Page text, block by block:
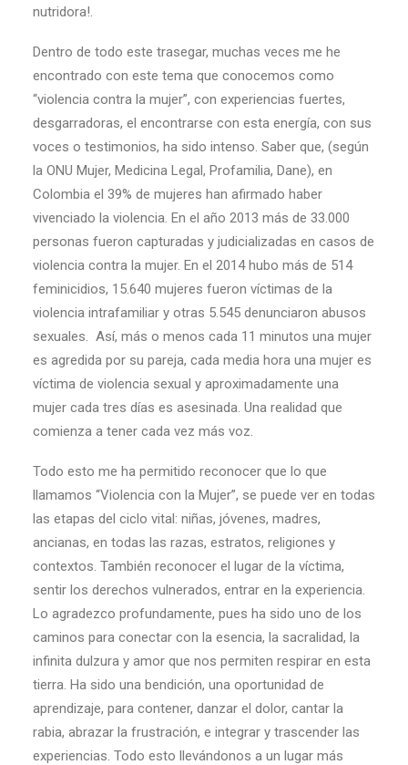
nutridora!.
Dentro de todo este trasegar, muchas veces me he
encontrado con este tema que conocemos como
“violencia contra la mujer”, con experiencias fuertes,
desgarradoras, el encontrarse con esta energía, con sus
voces o testimonios, ha sido intenso. Saber que, (según
la ONU Mujer, Medicina Legal, Profamilia, Dane), en
Colombia el 39% de mujeres han afirmado haber
vivenciado la violencia. En el año 2013 más de 33.000
personas fueron capturadas y judicializadas en casos de
violencia contra la mujer. En el 2014 hubo más de 514
feminicidios, 15.640 mujeres fueron víctimas de la
violencia intrafamiliar y otras 5.545 denunciaron abusos
sexuales. Así, más o menos cada 11 minutos una mujer
es agredida por su pareja, cada media hora una mujer es
víctima de violencia sexual y aproximadamente una
mujer cada tres días es asesinada. Una realidad que
comienza a tener cada vez más voz.
Todo esto me ha permitido reconocer que lo que
llamamos “Violencia con la Mujer”, se puede ver en todas
las etapas del ciclo vital: niñas, jóvenes, madres,
ancianas, en todas las razas, estratos, religiones y
contextos. También reconocer el lugar de la víctima,
sentir los derechos vulnerados, entrar en la experiencia.
Lo agradezco profundamente, pues ha sido uno de los
caminos para conectar con la esencia, la sacralidad, la
infinita dulzura y amor que nos permiten respirar en esta
tierra. Ha sido una bendición, una oportunidad de
aprendizaje, para contener, danzar el dolor, cantar la
rabia, abrazar la frustración, e integrar y trascender las
experiencias. Todo esto llevándonos a un lugar más